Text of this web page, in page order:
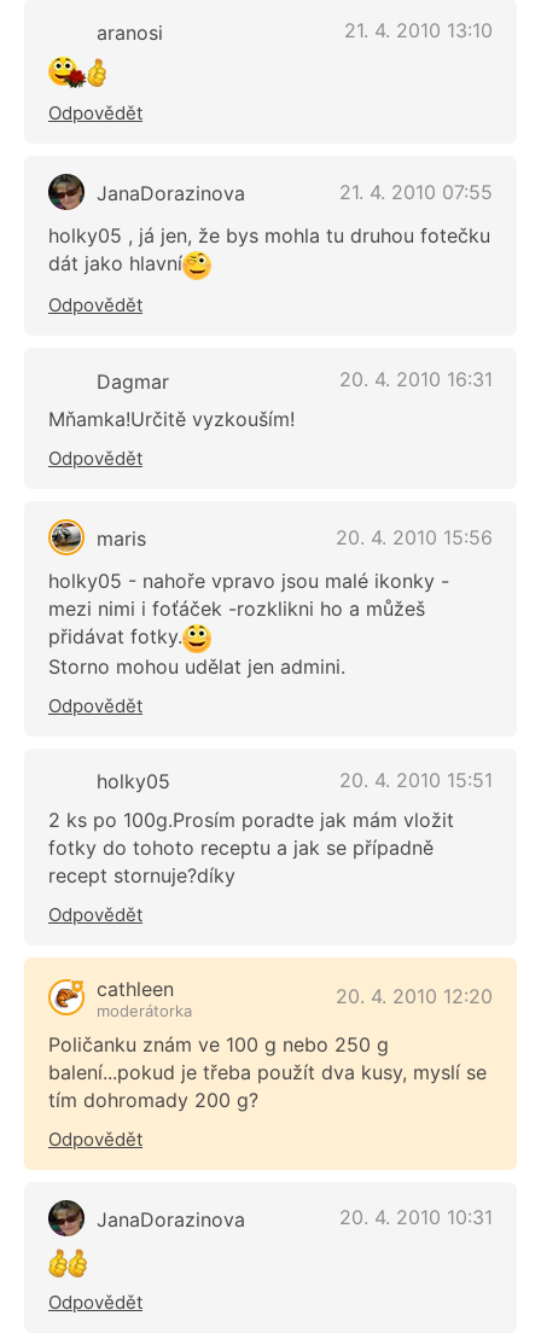
aranosi 21. 4. 2010 13:10
Odpovědět
JanaDorazinova
21. 4. 2010 07:55
holky05 , já jen, že bys mohla tu druhou fotečku
dát jako hlavní
Odpovědět
Dagmar
20. 4. 2010 16:31
Mňamka!Určitě vyzkouším!
Odpovědět
maris
20. 4. 2010 15:56
holky05 - nahoře vpravo jsou malé ikonky -
mezi nimi i foťáček -rozklikni ho a můžeš
přidávat fotky.
Storno mohou udělat jen admini.
Odpovědět
holky05
20. 4. 2010 15:51
2 ks po 100g.Prosím poradte jak mám vložit
fotky do tohoto receptu a jak se případně
recept stornuje?díky
Odpovědět
cathleen
moderátorka
20. 4. 2010 12:20
Poličanku znám ve 100 g nebo 250 g
balení...pokud je třeba použít dva kusy, myslí se
tím dohromady 200 g?
Odpovědět
JanaDorazinova 20. 4. 2010 10:31
Odpovědět